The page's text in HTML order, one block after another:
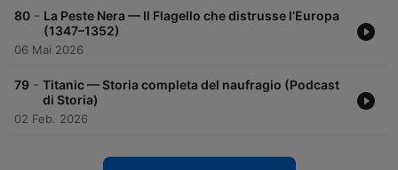
80 - La Peste Nera — Il Flagello che distrusse l’Europa
(1347–1352)
06 Mai 2026
79 - Titanic — Storia completa del naufragio (Podcast
di Storia)
02 Feb. 2026